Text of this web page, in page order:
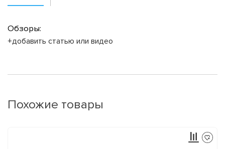
Обзоры:
+добавить статью или видео
Похожие товары